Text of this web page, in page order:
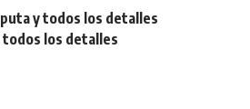
y todos los detalles
los detalles